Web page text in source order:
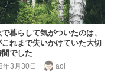
暮らして気がついたのは、
これまで失いかけていた大切
間でした
年3月30日 aoi